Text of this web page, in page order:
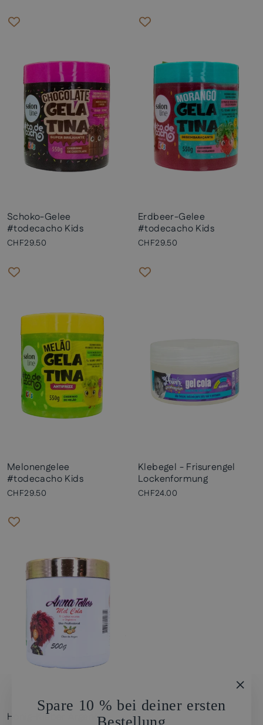
Spare 10 % bei deiner ersten
Schoko-Gelee
#todecacho Kids
CHF29.50
Erdbeer-Gelee
#todecacho Kids
CHF29.50
Melonengelee
#todecacho Kids
CHF29.50
Klebegel - Frisurengel
Lockenformung
CHF24.00
Honig-Kleber Arganöl